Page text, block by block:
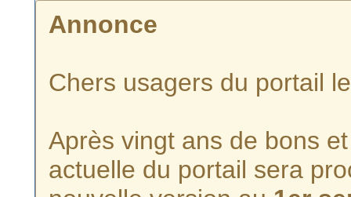
Annonce
Chers usagers du portail
Après vingt ans de bons
actuelle du portail sera